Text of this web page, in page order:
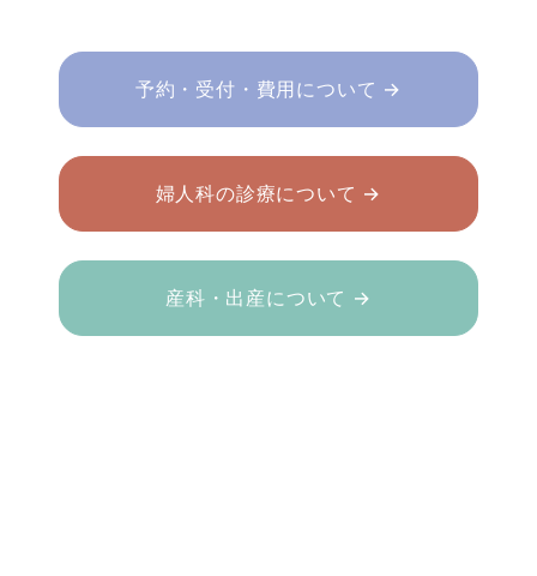
予約・受付・費用について →
婦人科の診療について →
産科・出産について →